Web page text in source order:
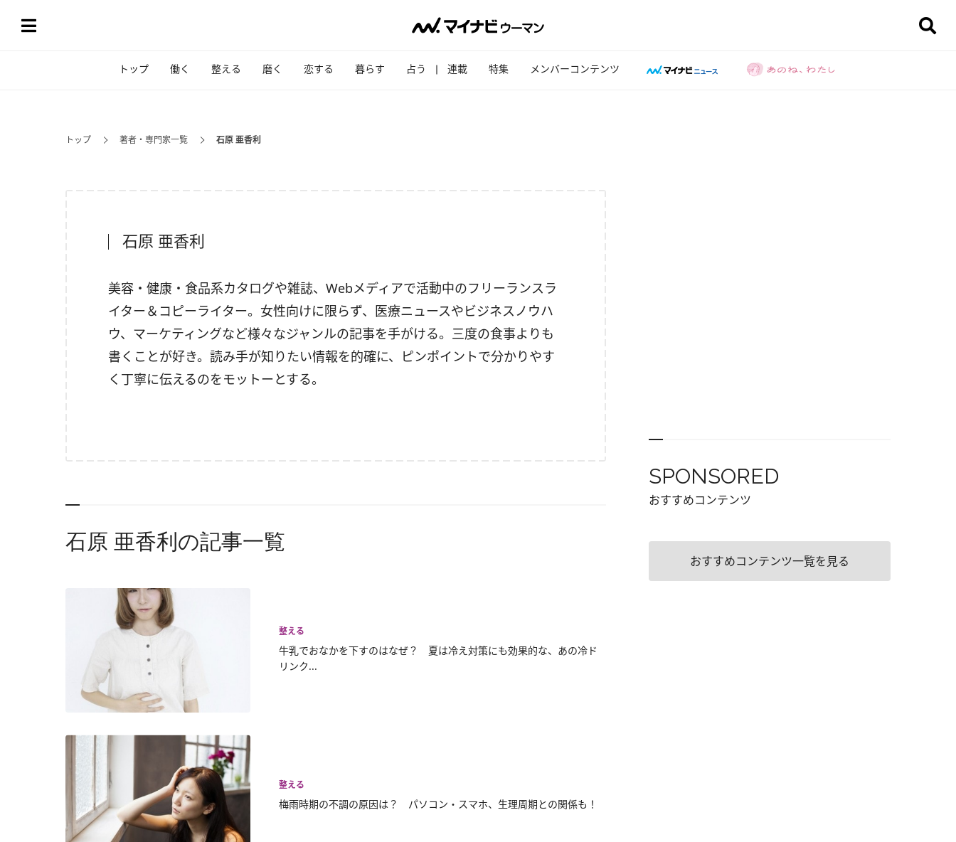
トップ 働く 整える 磨く 恋する 暮らす 占う 連載 特集 メンバーコンテンツ
トップ 著者・専門家一覧 石原 亜香利
石原 亜香利
美容・健康・食品系カタログや雑誌、Webメディアで活動中のフリーランスラ
イター＆コピーライター。女性向けに限らず、医療ニュースやビジネスノウハ
ウ、マーケティングなど様々なジャンルの記事を手がける。三度の食事よりも
書くことが好き。読み手が知りたい情報を的確に、ピンポイントで分かりやす
く丁寧に伝えるのをモットーとする。
石原 亜香利の記事一覧
整える
牛乳でおなかを下すのはなぜ？ 夏は冷え対策にも効果的な、あの冷ド
リンク...
整える
梅雨時期の不調の原因は？ パソコン・スマホ、生理周期との関係も！
SPONSORED
おすすめコンテンツ
おすすめコンテンツ一覧を見る